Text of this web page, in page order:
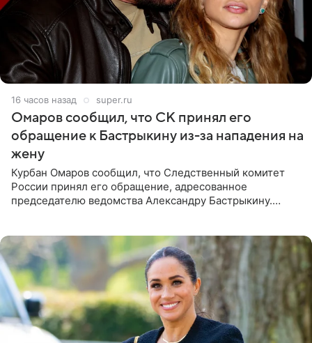
16 часов назад super.ru
Омаров сообщил, что СК принял его
обращение к Бастрыкину из-за нападения на
жену
Курбан Омаров сообщил, что Следственный комитет
России принял его обращение, адресованное
председателю ведомства Александру Бастрыкину.